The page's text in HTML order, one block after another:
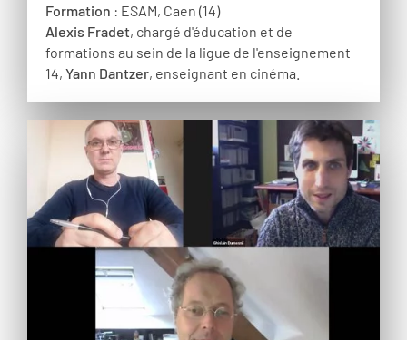
Formation : ESAM, Caen (14)
Alexis Fradet, chargé d'éducation et de
formations au sein de la ligue de l'enseignement
14, Yann Dantzer, enseignant en cinéma.